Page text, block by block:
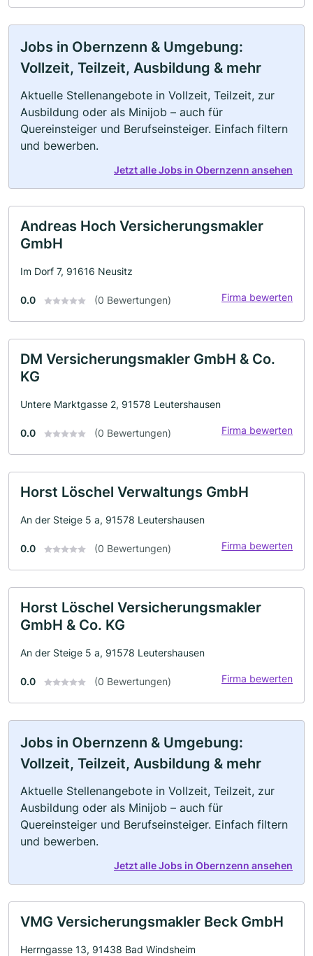
Jobs in Obernzenn & Umgebung:
Vollzeit, Teilzeit, Ausbildung & mehr
Aktuelle Stellenangebote in Vollzeit, Teilzeit, zur
Ausbildung oder als Minijob – auch für
Quereinsteiger und Berufseinsteiger. Einfach filtern
und bewerben.
Jetzt alle Jobs in Obernzenn ansehen
Andreas Hoch Versicherungsmakler
GmbH
Im Dorf 7, 91616 Neusitz
0.0 (0 Bewertungen) Firma bewerten
DM Versicherungsmakler GmbH & Co.
KG
Untere Marktgasse 2, 91578 Leutershausen
0.0 (0 Bewertungen) Firma bewerten
Horst Löschel Verwaltungs GmbH
An der Steige 5 a, 91578 Leutershausen
0.0 (0 Bewertungen) Firma bewerten
Horst Löschel Versicherungsmakler
GmbH & Co. KG
An der Steige 5 a, 91578 Leutershausen
0.0 (0 Bewertungen) Firma bewerten
Jobs in Obernzenn & Umgebung:
Vollzeit, Teilzeit, Ausbildung & mehr
Aktuelle Stellenangebote in Vollzeit, Teilzeit, zur
Ausbildung oder als Minijob – auch für
Quereinsteiger und Berufseinsteiger. Einfach filtern
und bewerben.
Jetzt alle Jobs in Obernzenn ansehen
VMG Versicherungsmakler Beck GmbH
Herrngasse 13, 91438 Bad Windsheim